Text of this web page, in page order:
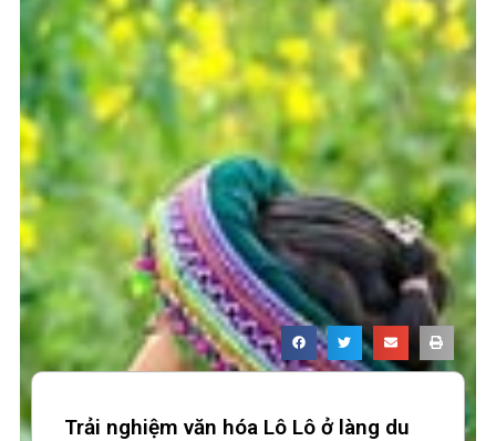
Trải nghiệm văn hóa Lô Lô ở làng du